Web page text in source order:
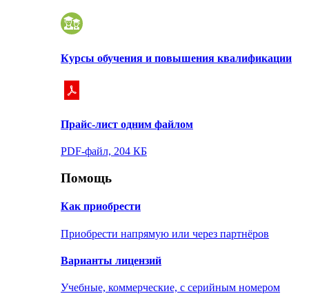
Курсы обучения и повышения квалификации
Прайс-лист одним файлом
PDF-файл, 204 КБ
Помощь
Как приобрести
Приобрести напрямую или через партнёров
Варианты лицензий
Учебные, коммерческие, с серийным номером